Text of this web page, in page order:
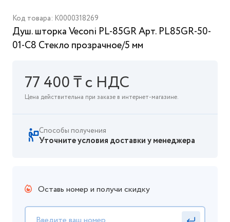
Код товара: K0000318269
Душ. шторка Veconi PL-85GR Арт. PL85GR-50-
01-C8 Стекло прозрачное/5 мм
77 400 ₸ с НДС
Цена действительна при заказе в интернет-магазине.
Способы получения
Уточните условия доставки у менеджера
Оставь номер и получи скидку